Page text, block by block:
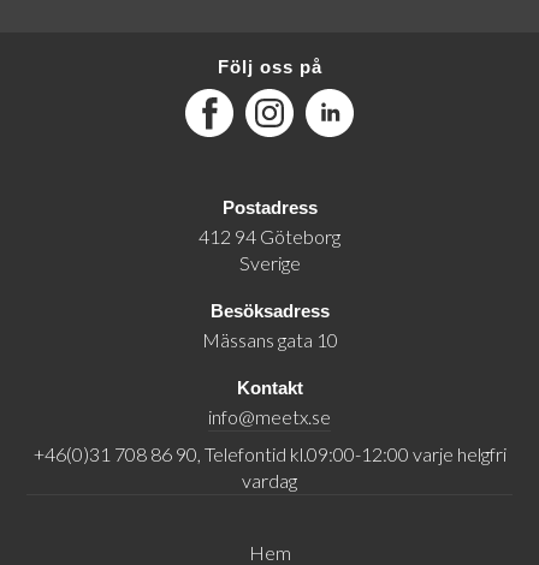
Följ oss på
FacebookInstagramLinkedIn
Postadress
412 94 Göteborg
Sverige
Besöksadress
Mässans gata 10
Kontakt
info@meetx.se
+46(0)31 708 86 90, Telefontid kl.09:00-12:00 varje helgfri
vardag
Hem